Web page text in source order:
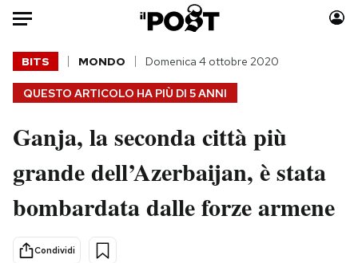
Auto
HOME
Italia
Politica
Tecnologia
Scienza
Moda
Consumismi
Storie/Idee
QUESTO ARTICOLO HA PIÙ DI 5 ANNI
BITS MONDO Domenica 4 ottobre 2020
Ganja, la seconda città più
grande dell’Azerbaijan, è stata
bombardata dalle forze armene
Condividi